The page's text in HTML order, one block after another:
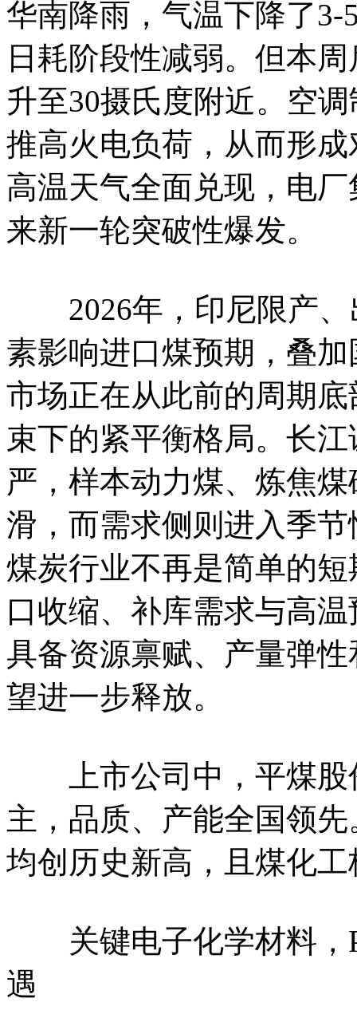
华南降雨，气温下降了
日耗阶段性减弱。但本
升至30摄氏度附近。空
推高火电负荷，从而形
高温天气全面兑现，电
来新一轮突破性爆发。
2026年，印尼限产、
素影响进口煤预期，叠
市场正在从此前的周期
束下的紧平衡格局。长
严，样本动力煤、炼焦
滑，而需求侧则进入季
煤炭行业不再是简单的
口收缩、补库需求与高
具备资源禀赋、产量弹
望进一步释放。
上市公司中，平煤股
主，品质、产能全国领
均创历史新高，且煤化
关键电子化学材料，
遇